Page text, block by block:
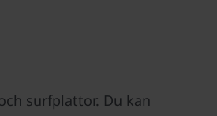
surfplattor. Du kan